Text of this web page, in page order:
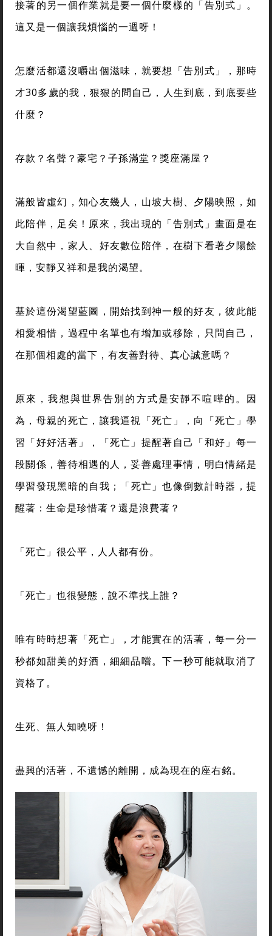
接著的另一個作業就是要一個什麼樣的「告別式」。
這又是一個讓我煩惱的一週呀！
怎麼活都還沒嚼出個滋味，就要想「告別式」，那時
才30多歲的我，狠狠的問自己，人生到底，到底要些
什麼？
存款？名聲？豪宅？子孫滿堂？獎座滿屋？
滿般皆虛幻，知心友幾人，山坡大樹、夕陽映照，如
此陪伴，足矣！原來，我出現的「告別式」畫面是在
大自然中，家人、好友數位陪伴，在樹下看著夕陽餘
暉，安靜又祥和是我的渴望。
基於這份渴望藍圖，開始找到神一般的好友，彼此能
相愛相惜，過程中名單也有增加或移除，只問自己，
在那個相處的當下，有友善對待、真心誠意嗎？
原來，我想與世界告別的方式是安靜不喧嘩的。因
為，母親的死亡，讓我逼視「死亡」，向「死亡」學
習「好好活著」，「死亡」提醒著自己「和好」每一
段關係，善待相遇的人，妥善處理事情，明白情緒是
學習發現黑暗的自我；「死亡」也像倒數計時器，提
醒著：生命是珍惜著？還是浪費著？
「死亡」很公平，人人都有份。
「死亡」也很變態，說不準找上誰？
唯有時時想著「死亡」，才能實在的活著，每一分一
秒都如甜美的好酒，細細品嚐。下一秒可能就取消了
資格了。
生死、無人知曉呀！
盡興的活著，不遺憾的離開，成為現在的座右銘。